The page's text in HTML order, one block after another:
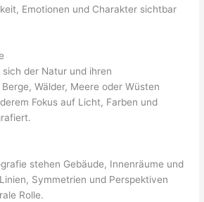
Emotionen und Charakter sichtbar
der Natur und ihren
Wälder, Meere oder Wüsten
Fokus auf Licht, Farben und
stehen Gebäude, Innenräume und
Symmetrien und Perspektiven
Rolle.